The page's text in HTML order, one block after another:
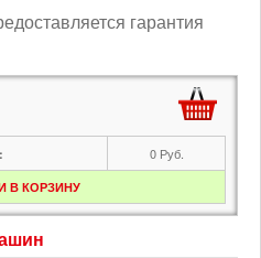
гарантия
0 Руб.
В КОРЗИНУ